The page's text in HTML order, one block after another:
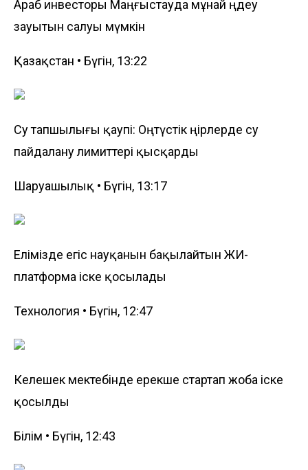
Араб инвесторы Маңғыстауда мұнай өңдеу
зауытын салуы мүмкін
Қазақстан • Бүгін, 13:22
Су тапшылығы қаупі: Оңтүстік өңірлерде су
пайдалану лимиттері қысқарды
Шаруашылық • Бүгін, 13:17
Елімізде егіс науқанын бақылайтын ЖИ-
платформа іске қосылады
Технология • Бүгін, 12:47
Келешек мектебінде ерекше стартап жоба іске
қосылды
Білім • Бүгін, 12:43